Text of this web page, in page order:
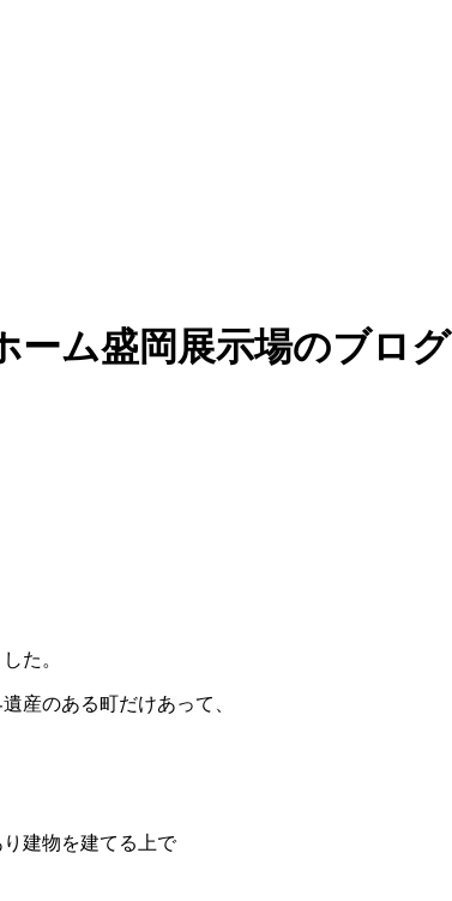
ーム盛岡展示場のブログ
た。
産のある町だけあって、
建物を建てる上で